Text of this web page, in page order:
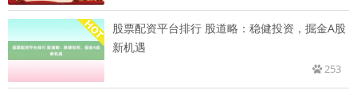
股票配资平台排行 股道略：稳健投资，掘金A股
新机遇
253